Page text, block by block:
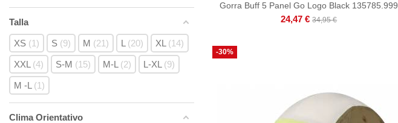
Gorra Buff 5 Panel Go Logo Black 135785.999
24,47 € 34,95 €
-30%
Talla
XS 1 S 9 M 21 L 20 XL 14
XXL 4 S-M 15 M-L 2 L-XL 9
M -L 1
Clima Orientativo